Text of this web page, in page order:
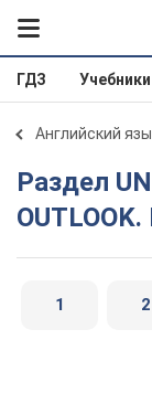
ГДЗ Учебники
Английский
Раздел UNIT 5. GEOGRAPHICAL
1 2